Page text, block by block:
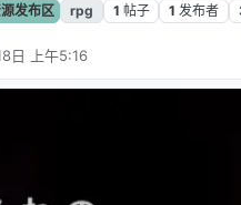
发布区 rpg 1 帖子 1 发布者
日 上午5:16